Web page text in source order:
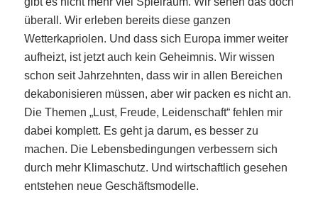
überall. Wir erleben bereits diese ganzen
Wetterkapriolen. Und dass sich Europa immer weiter
aufheizt, ist jetzt auch kein Geheimnis. Wir wissen
schon seit Jahrzehnten, dass wir in allen Bereichen
dekabonisieren müssen, aber wir packen es nicht an.
Die Themen „Lust, Freude, Leidenschaft“ fehlen mir
dabei komplett. Es geht ja darum, es besser zu
machen. Die Lebensbedingungen verbessern sich
durch mehr Klimaschutz. Und wirtschaftlich gesehen
entstehen neue Geschäftsmodelle.